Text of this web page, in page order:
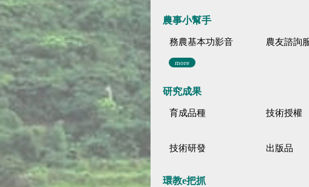
農事小幫手
務農基本功影音 農友諮詢
more
研究成果
育成品種 技術授權
技術研發 出版品
環教e把抓